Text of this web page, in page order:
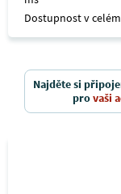
Dostupnost v
Najděte si
provaši